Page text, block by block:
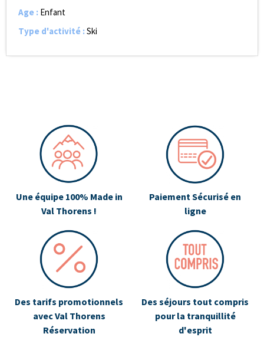
Age : Enfant
Type d'activité :Ski
Une équipe 100% Made in
Val Thorens !
Paiement Sécurisé en
ligne
Des tarifs promotionnels
avec Val Thorens
Réservation
Des séjours tout compris
pour la tranquillité
d'esprit